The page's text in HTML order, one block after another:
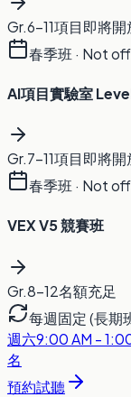
Gr.6-11項目即將開
春季班 · Not
AI項目實驗室
Gr.7-11項目即將開
春季班 · Not
VEX V5 競賽班
Gr.8-12名額充足
每週固定 (長期
週六9:00 AM -
名
預約試聽